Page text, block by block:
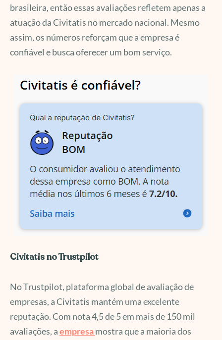
brasileira, então essas avaliações refletem apenas a
atuação da Civitatis no mercado nacional. Mesmo
assim, os números reforçam que a empresa é
confiável e busca oferecer um bom serviço.
Civitatis no Trustpilot
No Trustpilot, plataforma global de avaliação de
empresas, a Civitatis mantém uma excelente
reputação. Com nota 4,5 de 5 em mais de 150 mil
avaliações, aempresamostra que a maioria dos